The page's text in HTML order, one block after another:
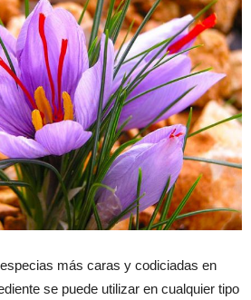
más caras y codiciadas en
se puede utilizar en cualquier tipo